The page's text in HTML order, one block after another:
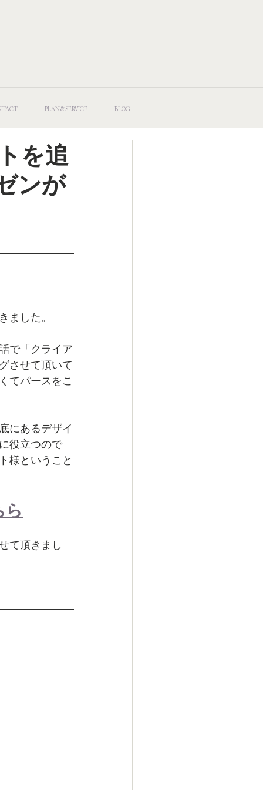
PLAN&SERVICE BLOG
を追
ンが
ました。
で「クライア
させて頂いて
てパースをこ
にあるデザイ
役立つので
様ということ
て頂きまし